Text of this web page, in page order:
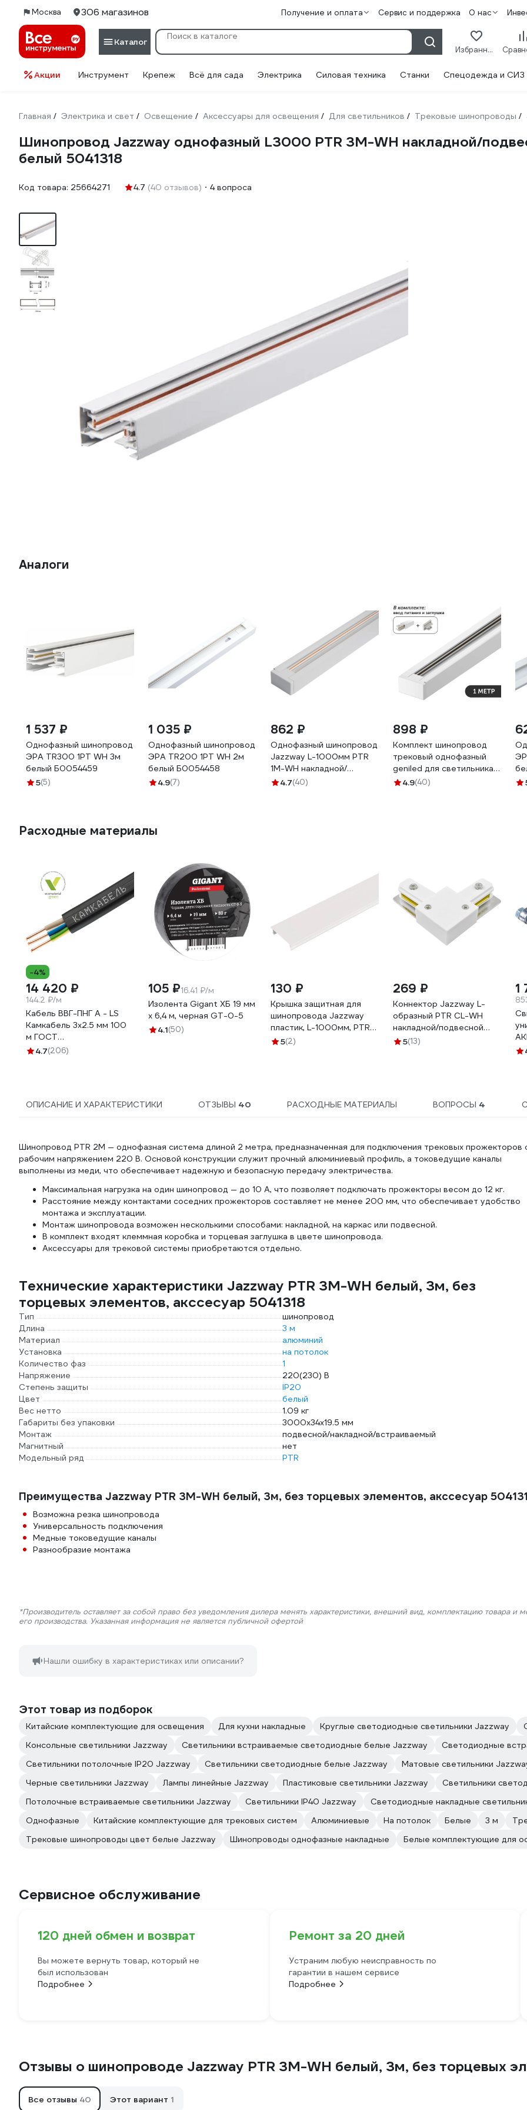
Москва 306 магазинов Получение и оплата Сервис и поддержка О нас
Каталог
Избранное
Акции Инструмент Крепеж Всё для сада Электрика Силовая техника Станки Спецодежда и СИЗ
Главная / Электрика и свет / Освещение / Аксессуары для освещения / Для светильников / Трековые шинопроводы /
Шинопровод Jazzway однофазный L3000 PTR 3M-WH накладной/
белый 5041318
Код товара: 25664271 4.7 (40 отзывов) 4 вопроса
Аналоги
1 537 ₽
Однофазный шинопровод
ЭРА TR300 1PT WH 3м
белый Б0054459
5(5)
1 035 ₽
Однофазный шинопровод
ЭРА TR200 1PT WH 2м
белый Б0054458
4.9(7)
862 ₽
Однофазный шинопровод
Jazzway L-1000мм PTR
1M-WH накладной/
подвесной для трекового
4.7(40)
898 ₽
Комплект шинопровод
трековый однофазный
geniled для светильника
прожектора 1 метр белый
4.9(40)
Расходные материалы
-4%
14 420 ₽
144.2 ₽/м
Кабель ВВГ-ПНГ А - LS
Камкабель 3x2.5 мм 100
м ГОСТ
1157К30HG00070А0100М
4.7(206)
105 ₽16.41 ₽/м
Изолента Gigant ХБ 19 мм
х 6,4 м, черная GT-0-5
4.1(50)
130 ₽
Крышка защитная для
шинопровода Jazzway
пластик, L-1000мм, PTR
CAP-1M-WH белый
5(2)
269 ₽
Коннектор Jazzway L-
образный PTR CL-WH
накладной/подвесной
шинопровод белый
5(13)
1
ОПИСАНИЕ И ХАРАКТЕРИСТИКИ ОТЗЫВЫ 40 РАСХОДНЫЕ МАТЕРИАЛЫ ВОПРОСЫ 4
Шинопровод PTR 2M — однофазная система длиной 2 метра, предназначенная для подключения трековых прожекторов
рабочим напряжением 220 В. Основой конструкции служит прочный алюминиевый профиль, а токоведущие каналы
выполнены из меди, что обеспечивает надежную и безопасную передачу электричества.
Максимальная нагрузка на один шинопровод — до 10 А, что позволяет подключать прожекторы весом до 12 кг.
Расстояние между контактами соседних прожекторов составляет не менее 200 мм, что обеспечивает удобство
монтажа и эксплуатации.
Монтаж шинопровода возможен несколькими способами: накладной, на каркас или подвесной.
В комплект входят клеммная коробка и торцевая заглушка в цвете шинопровода.
Аксессуары для трековой системы приобретаются отдельно.
Технические характеристики Jazzway PTR 3M-WH белый, 3м, без
торцевых элементов, акссесуар 5041318
Тип
шинопровод
Длина
3 м
Материал
алюминий
Установка
на потолок
Количество фаз
1
Напряжение
220(230) В
Степень защиты
IP20
Цвет
белый
Вес нетто
1.09 кг
Габариты без упаковки
3000х34х19.5 мм
Монтаж
подвесной/накладной/встраиваемый
Магнитный
нет
Модельный ряд
PTR
Преимущества Jazzway PTR 3M-WH белый, 3м, без торцевых элементов, акссесуар
Возможна резка шинопровода
Универсальность подключения
Медные токоведущие каналы
Разнообразие монтажа
*Производитель оставляет за собой право без уведомления дилера менять характеристики, внешний вид, комплектацию товара и
его производства. Указанная информация не является публичной офертой
Нашли ошибку в характеристиках или описании?
Этот товар из подборок
Китайские комплектующие для освещения Для кухни накладные Круглые светодиодные светильники Jazzway
Консольные светильники Jazzway
Светильники встраиваемые светодиодные белые Jazzway
Светодиодные
Светильники потолочные IP20 Jazzway
Светильники светодиодные белые Jazzway Матовые светильники
Черные светильники Jazzway
Лампы линейные Jazzway Пластиковые светильники Jazzway
Светильники
Потолочные встраиваемые светильники Jazzway
Светильники IP40 Jazzway Светодиодные накладные
Однофазные
Китайские комплектующие для трековых систем Алюминиевые На потолок Белые 3 м
Трековые шинопроводы цвет белые Jazzway
Шинопроводы однофазные накладные Белые комплектующие для
Сервисное обслуживание
120 дней обмен и возврат
Вы можете вернуть товар, который не
был использован
Подробнее
Ремонт за 20 дней
Устраним любую неисправность по
гарантии в нашем сервисе
Подробнее
Отзывы о шинопроводе Jazzway PTR 3M-WH белый, 3м, без торцевых
Все отзывы 40 Этот вариант 1